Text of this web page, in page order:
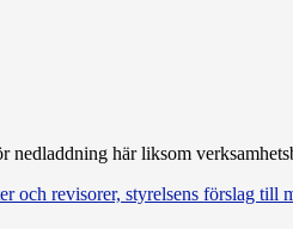
här liksom
och revisorer, styrelsens förslag